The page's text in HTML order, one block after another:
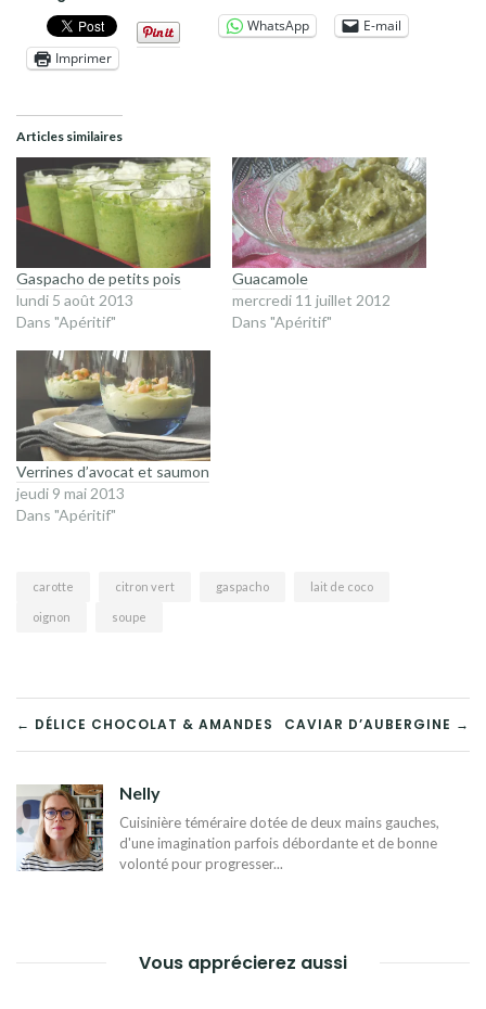
WhatsApp
E-mail
Imprimer
Articles similaires
Gaspacho de petits pois
lundi 5 août 2013
Dans "Apéritif"
Guacamole
mercredi 11 juillet 2012
Dans "Apéritif"
Verrines d’avocat et saumon
jeudi 9 mai 2013
Dans "Apéritif"
carotte citron vert gaspacho lait de coco
oignon soupe
NAVIGATION
DE
L’ARTICLE
← DÉLICE CHOCOLAT & AMANDES CAVIAR D’AUBERGINE →
Nelly
Cuisinière téméraire dotée de deux mains gauches,
d'une imagination parfois débordante et de bonne
volonté pour progresser...
Vous apprécierez aussi